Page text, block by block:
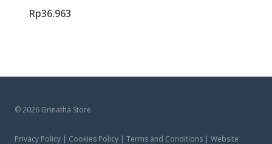
Rp36.963
© 2026 Grinatha Store
Privacy Policy | Cookies Policy | Terms and Conditions | Website